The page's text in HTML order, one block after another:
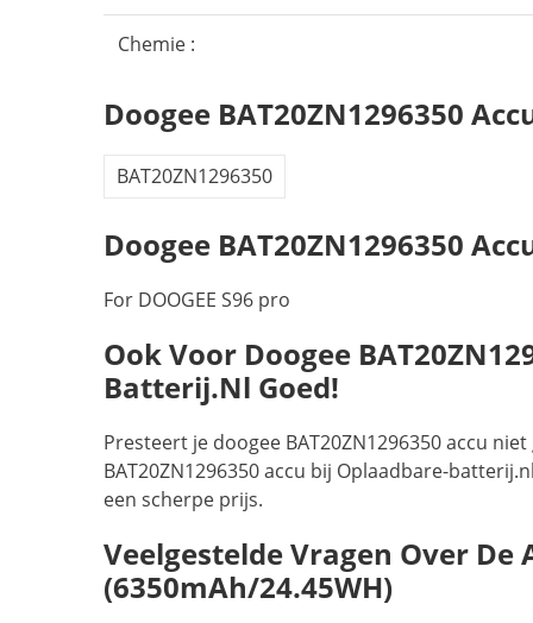
Chemie :
Doogee BAT20ZN1296350
BAT20ZN1296350
Doogee BAT20ZN1296350
For DOOGEE S96 pro
Ook Voor Doogee
Batterij.nl Goed!
Presteert je doogee BAT20ZN1296350 accu
BAT20ZN1296350 accu bij Oplaadbare-
een scherpe prijs.
Veelgestelde Vragen Over De
(6350mAh/24.45WH)